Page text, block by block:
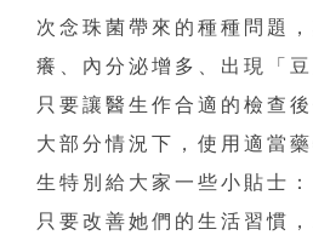
次念珠菌帶來的種種問題
癢、內分泌增多、出現「
只要讓醫生作合適的檢查
大部分情況下，使用適當
生特別給大家一些小貼士
只要改善她們的生活習慣